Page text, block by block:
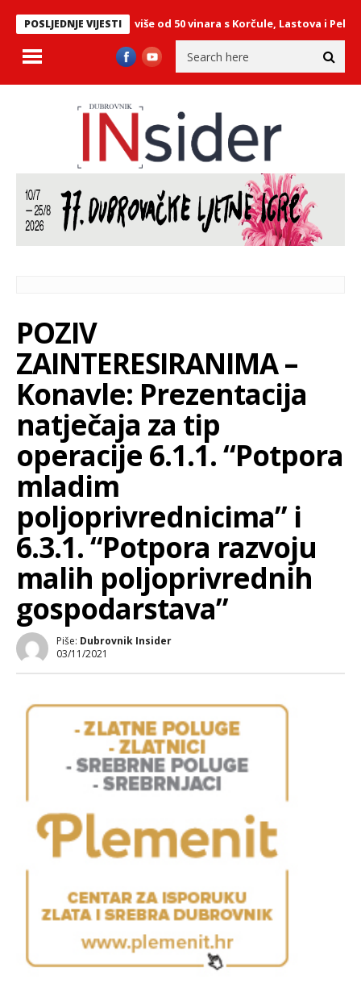
POSLJEDNJE VIJESTI
Predstavilo se više od 50 vinara s Korčule, Lastova i Pelješca
POZIV
ZAINTERESIRANIMA –
Konavle: Prezentacija
natječaja za tip
operacije 6.1.1. “Potpora
mladim
poljoprivrednicima” i
6.3.1. “Potpora razvoju
malih poljoprivrednih
gospodarstava”
Piše: Dubrovnik Insider
03/11/2021